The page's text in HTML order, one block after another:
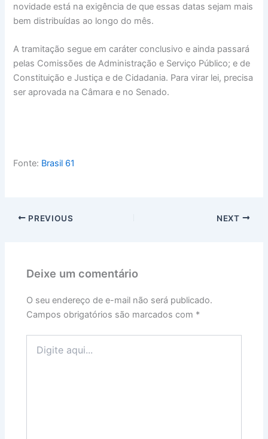
novidade está na exigência de que essas datas sejam mais
bem distribuídas ao longo do mês.
A tramitação segue em caráter conclusivo e ainda passará
pelas Comissões de Administração e Serviço Público; e de
Constituição e Justiça e de Cidadania. Para virar lei, precisa
ser aprovada na Câmara e no Senado.
Fonte: Brasil 61
PREVIOUS NEXT
Deixe um comentário
O seu endereço de e-mail não será publicado.
Campos obrigatórios são marcados com *
aqui...